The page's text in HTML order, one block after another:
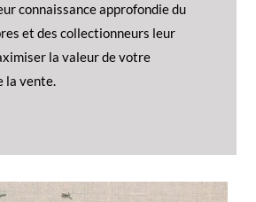
connaissance approfondie du
et des collectionneurs leur
la valeur de votre
la vente.